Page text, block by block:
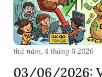
thứ năm, 4 tháng 6 2026
03/06/2026: